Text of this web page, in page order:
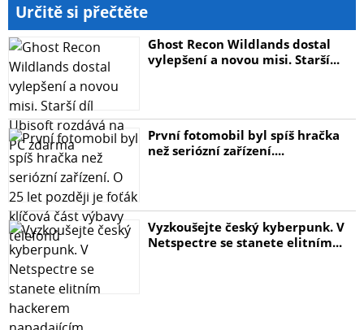
Určitě si přečtěte
Ghost Recon Wildlands dostal
vylepšení a novou misi. Starší...
První fotomobil byl spíš hračka
než seriózní zařízení....
Vyzkoušejte český kyberpunk. V
Netspectre se stanete elitním...